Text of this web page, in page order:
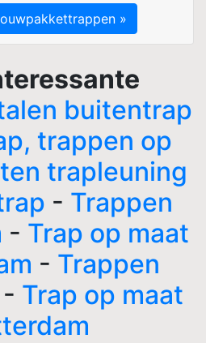
»
buitentrap
trappen op
trapleuning
- Trappen
- Trap op maat
- Trappen
- Trap op maat